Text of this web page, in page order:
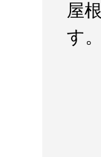
屋
す